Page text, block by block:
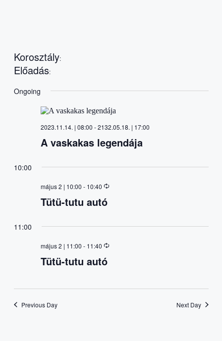
filter
Close
filter
Korosztály:
Előadás:
filters
Ongoing
2023.11.14. | 08:00 -2132.05.18. | 17:00
A vaskakas legendája
10:00
május 2 | 10:00 - 10:40
Tütü-tutu autó
11:00
május 2 | 11:00 - 11:40
Tütü-tutu autó
Previous Day Next Day